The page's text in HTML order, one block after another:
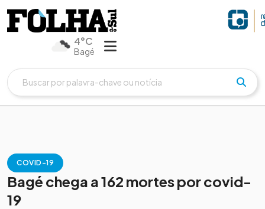
4°C
Bagé
COVID-19
Bagé chega a 162 mortes por covid-
19